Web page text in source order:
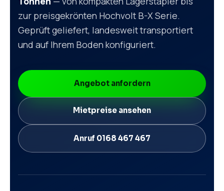
zur preisgekrönten Hochvolt B-X Serie.
Geprüft geliefert, landesweit transportiert
und auf Ihrem Boden konfiguriert.
Angebot anfordern
Mietpreise ansehen
Anruf 0168 467 467